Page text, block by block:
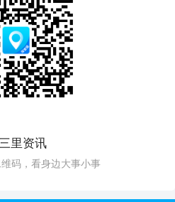
里资讯
码，看身边大事小事